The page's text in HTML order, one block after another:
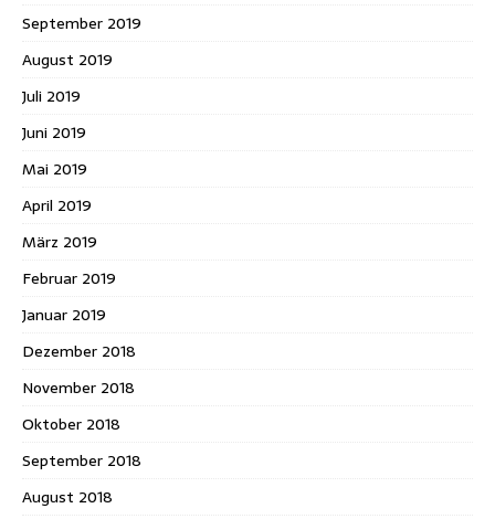
September 2019
August 2019
Juli 2019
Juni 2019
Mai 2019
April 2019
März 2019
Februar 2019
Januar 2019
Dezember 2018
November 2018
Oktober 2018
September 2018
August 2018